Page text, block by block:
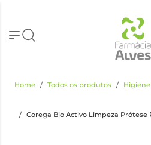
Home Todos os produtos Higiene
Corega Bio Activo Limpeza Prótese